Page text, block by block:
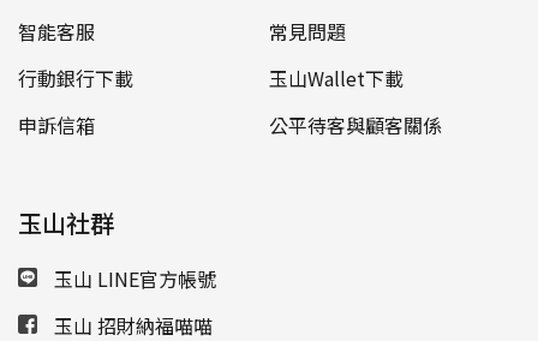
智能客服
常見問題
行動銀行下載
玉山Wallet下載
申訴信箱
公平待客與顧客關係
玉山社群
玉山 LINE官方帳號
玉山 招財納福喵喵